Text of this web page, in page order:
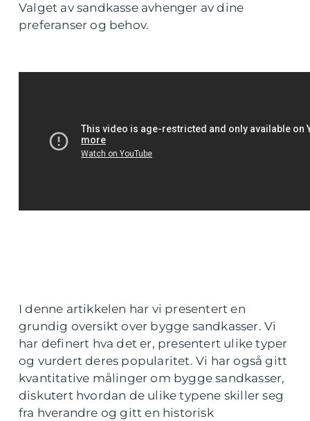
Valget av sandkasse avhenger av dine
preferanser og behov.
I denne artikkelen har vi presentert en
grundig oversikt over bygge sandkasser. Vi
har definert hva det er, presentert ulike typer
og vurdert deres popularitet. Vi har også gitt
kvantitative målinger om bygge sandkasser,
diskutert hvordan de ulike typene skiller seg
fra hverandre og gitt en historisk